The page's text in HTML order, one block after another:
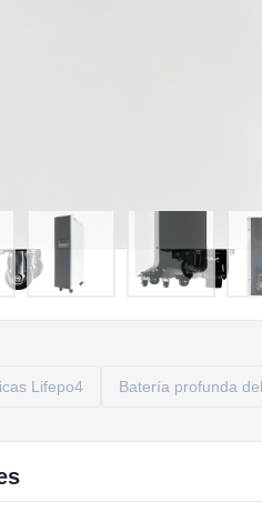
Lifepo4 Batería profunda